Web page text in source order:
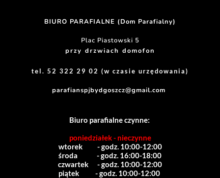
BIURO PARAFIALNE (Dom Parafialny)
Plac Piastowski 5
przy drzwiach domofon
tel. 52 322 29 02 (w czasie urzędowania)
parafianspjbydgoszcz@gmail.com
Biuro parafialne czynne:
poniedziałek - nieczynne
wtorek          - godz. 10:00-12:00
środa             - godz. 16:00-18:00
czwartek      - godz. 10:00-12:00
piątek           - godz. 10:00-12:00